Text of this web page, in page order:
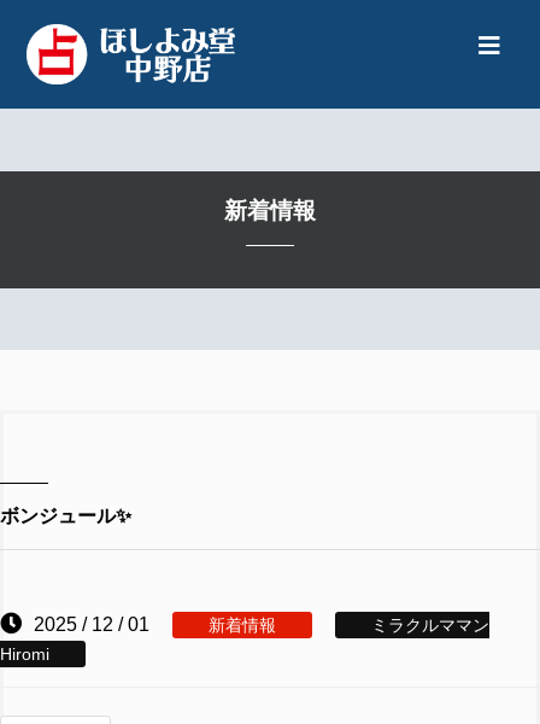
新着情報
ボンジュール✨
2025 / 12 / 01 新着情報
ミラクルママン
Hiromi